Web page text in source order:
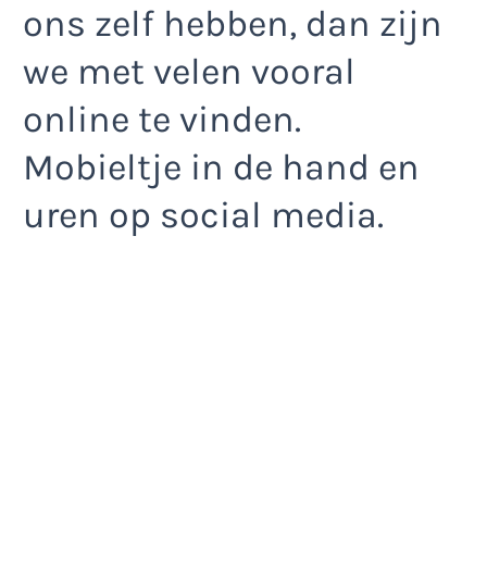
ons zelf hebben, dan zijn
we met velen vooral
online te vinden.
Mobieltje in de hand en
uren op social media.